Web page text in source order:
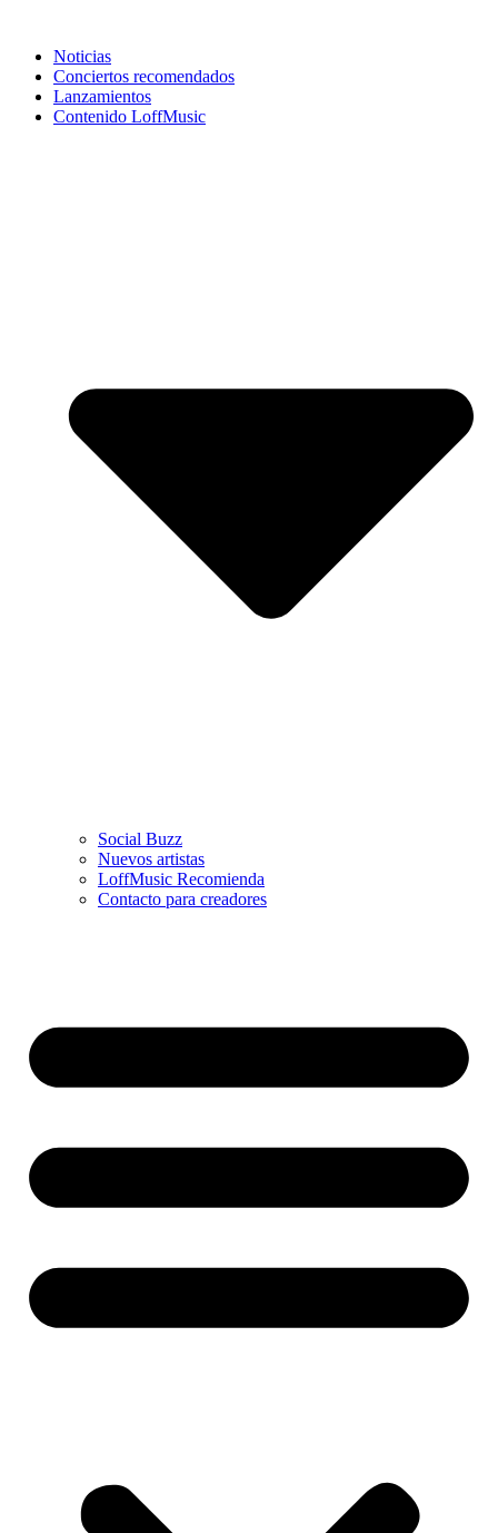
Noticias
Conciertos recomendados
Lanzamientos
Contenido LoffMusic
Social Buzz
Nuevos artistas
LoffMusic Recomienda
Contacto para creadores